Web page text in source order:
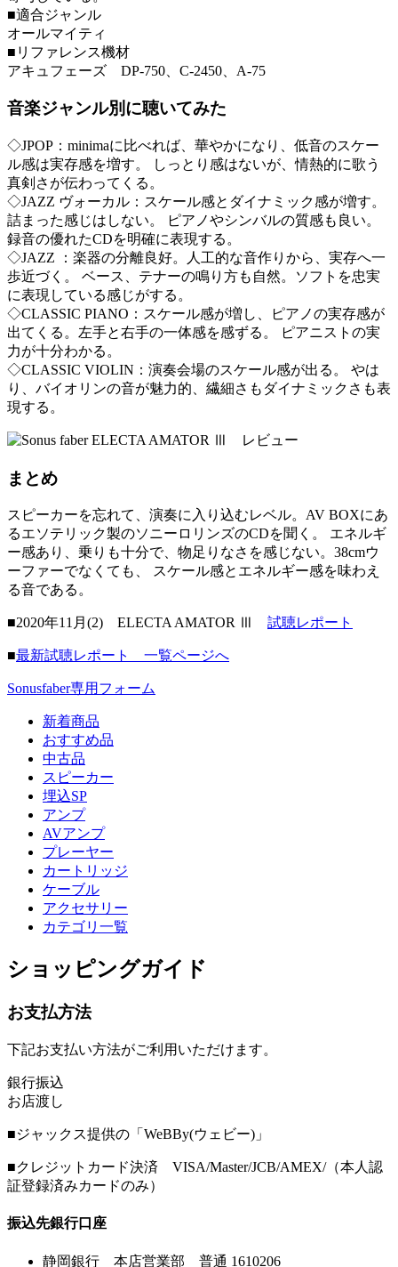
■適合ジャンル
オールマイティ
■リファレンス機材
アキュフェーズ DP-750、C-2450、A-75
音楽ジャンル別に聴いてみた
◇JPOP：minimaに比べれば、華やかになり、低音のスケー
ル感は実存感を増す。 しっとり感はないが、情熱的に歌う
真剣さが伝わってくる。
◇JAZZ ヴォーカル：スケール感とダイナミック感が増す。
詰まった感じはしない。 ピアノやシンバルの質感も良い。
録音の優れたCDを明確に表現する。
◇JAZZ ：楽器の分離良好。人工的な音作りから、実存へ一
歩近づく。 ベース、テナーの鳴り方も自然。ソフトを忠実
に表現している感じがする。
◇CLASSIC PIANO：スケール感が増し、ピアノの実存感が
出てくる。左手と右手の一体感を感ずる。 ピアニストの実
力が十分わかる。
◇CLASSIC VIOLIN：演奏会場のスケール感が出る。 やは
り、バイオリンの音が魅力的、繊細さもダイナミックさも表
現する。
まとめ
スピーカーを忘れて、演奏に入り込むレベル。AV BOXにあ
るエソテリック製のソニーロリンズのCDを聞く。 エネルギ
ー感あり、乗りも十分で、物足りなさを感じない。38cmウ
ーファーでなくても、 スケール感とエネルギー感を味わえ
る音である。
■2020年11月(2) ELECTA AMATOR Ⅲ 試聴レポート
■最新試聴レポート 一覧ページへ
Sonusfaber専用フォーム
新着商品
おすすめ品
中古品
スピーカー
埋込SP
アンプ
AVアンプ
プレーヤー
カートリッジ
ケーブル
アクセサリー
カテゴリ一覧
ショッピングガイド
お支払方法
下記お支払い方法がご利用いただけます。
銀行振込
お店渡し
■ジャックス提供の「WeBBy(ウェビー)」
■クレジットカード決済 VISA/Master/JCB/AMEX/（本人認
証登録済みカードのみ）
振込先銀行口座
静岡銀行 本店営業部 普通 1610206